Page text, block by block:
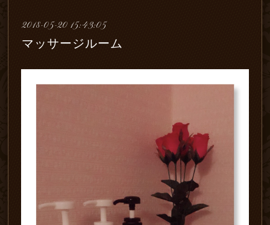
2018-05-20 15:43:05
マッサージルーム